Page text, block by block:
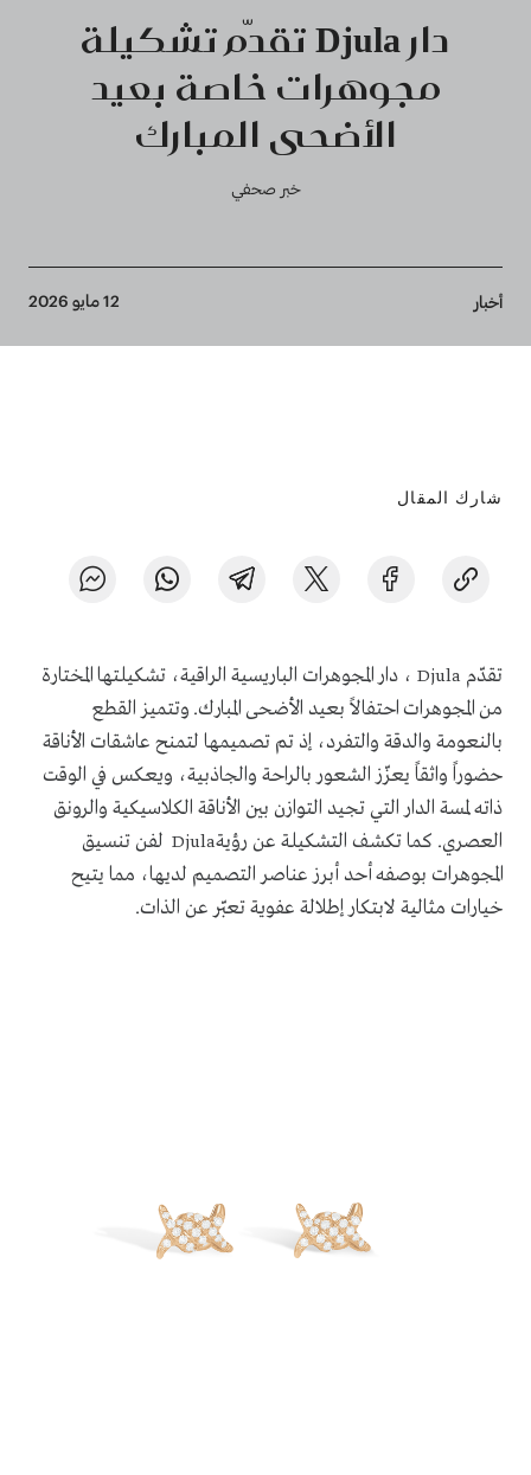
دار Djula تقدّم تشكيلة
مجوهرات خاصة بعيد
الأضحى المبارك
خبر صحفي
Breadcrumb
أخبار 12 مايو 2026
شارك المقال
تقدّم Djula ، دار المجوهرات الباريسية الراقية، تشكيلتها المختارة
من المجوهرات احتفالاً بعيد الأضحى المبارك. وتتميز القطع
بالنعومة والدقة والتفرد، إذ تم تصميمها لتمنح عاشقات الأناقة
حضوراً واثقاً يعزّز الشعور بالراحة والجاذبية، ويعكس في الوقت
ذاته لمسة الدار التي تجيد التوازن بين الأناقة الكلاسيكية والرونق
العصري. كما تكشف التشكيلة عن رؤيةDjula لفن تنسيق
المجوهرات بوصفه أحد أبرز عناصر التصميم لديها، مما يتيح
خيارات مثالية لابتكار إطلالة عفوية تعبّر عن الذات.